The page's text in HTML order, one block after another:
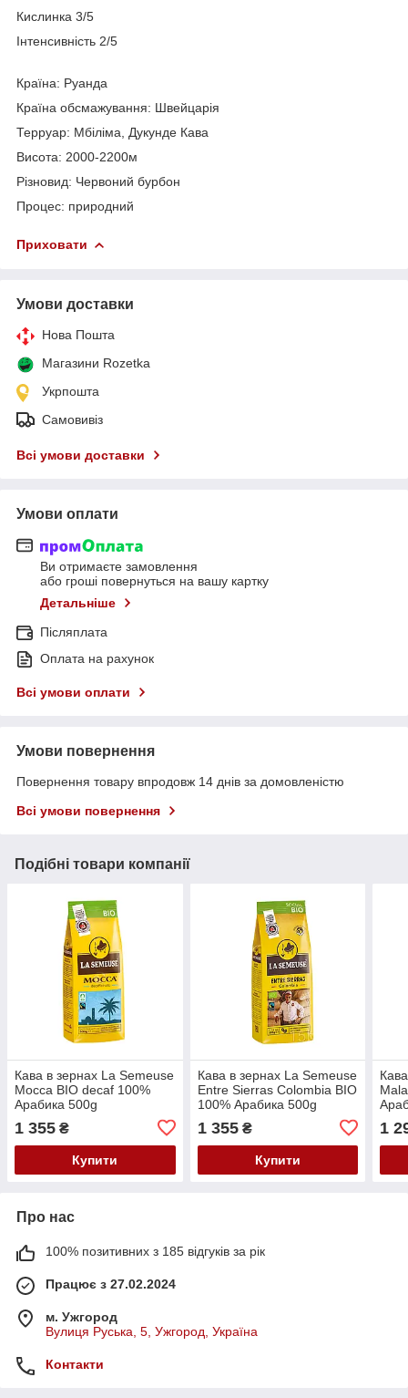
Кислинка 3/5
Інтенсивність 2/5
Країна: Руанда
Країна обсмажування: Швейцарія
Терруар: Мбіліма, Дукунде Кава
Висота: 2000-2200м
Різновид: Червоний бурбон
Процес: природний
Приховати
Умови доставки
Нова Пошта
Магазини Rozetka
Укрпошта
Самовивіз
Всі умови доставки
Умови оплати
Ви отримаєте замовлення
або гроші повернуться на вашу картку
Детальніше
Післяплата
Оплата на рахунок
Всі умови оплати
Умови повернення
Повернення товару впродовж 14 днів за домовленістю
Всі умови повернення
Подібні товари компанії
Кава в зернах La Semeuse
Mocca BIO decaf 100%
Арабика 500g
1 355 ₴
Купити
Кава в зернах La Semeuse
Entre Sierras Colombia BIO
100% Арабика 500g
1 355₴
Купити
1
Про нас
100% позитивних з 185 відгуків за рік
Працює з 27.02.2024
м. Ужгород
Вулиця Руська, 5, Ужгород, Україна
Контакти